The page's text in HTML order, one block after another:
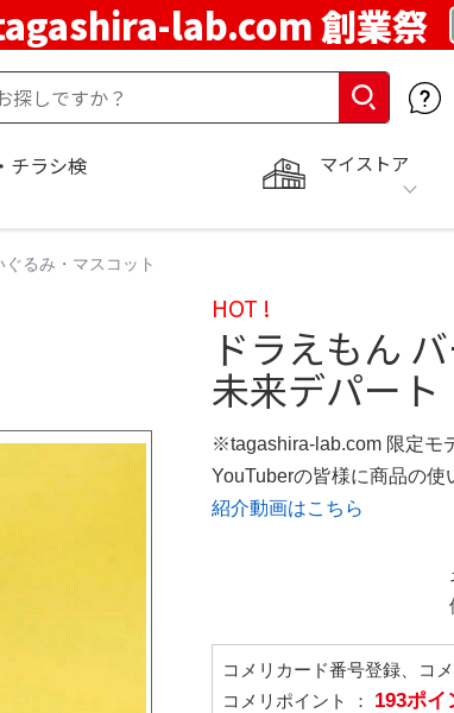
lab.com 創業祭
マイストア
チラシ検
ぐるみ・マスコット
HOT !
ドラえもん
未来デパート
※tagashira-lab.com 限定モ
YouTuberの皆様に商品の使
紹介動画はこちら
コメリカード番号登録、コ
コメリポイント ： 193ポイ